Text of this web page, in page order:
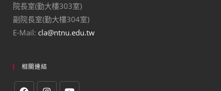
院長室(勤大樓303室)
副院長室(勤大樓304室)
E-Mail: cla@ntnu.edu.tw
相關連結